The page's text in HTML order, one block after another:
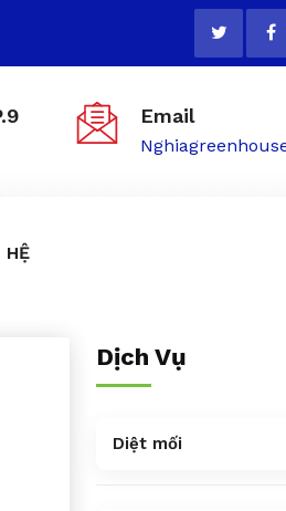
Email
HỆ
Dịch Vụ
Diệt mối